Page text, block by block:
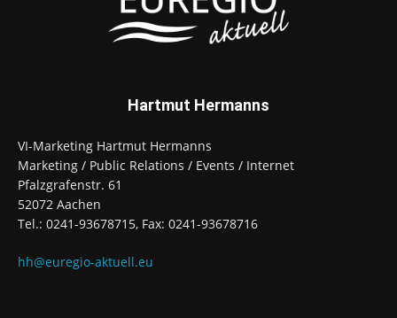
Hartmut Hermanns
VI-Marketing Hartmut Hermanns
Marketing / Public Relations / Events / Internet
Pfalzgrafenstr. 61
52072 Aachen
Tel.: 0241-93678715, Fax: 0241-93678716
hh@euregio-aktuell.eu